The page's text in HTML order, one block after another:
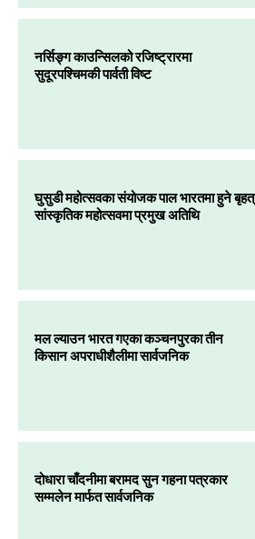
नर्सिङ्ग काउन्सिलको रजिष्ट्रारमा
सुदूरपश्चिमकी पार्वती विष्ट
घुसुडी महोत्सवका संयोजक पाल भारतमा हुने बृहत्
सांस्कृतिक महोत्सवमा प्रमुख अतिथि
मल ल्याउन भारत गएका कञ्चनपुरका तीन
किसान अपराधीशैलीमा सार्वजनिक
दोधारा चाँदनीमा बरामद सुन गहना पत्रकार
सम्मलेन मार्फत सार्वजनिक